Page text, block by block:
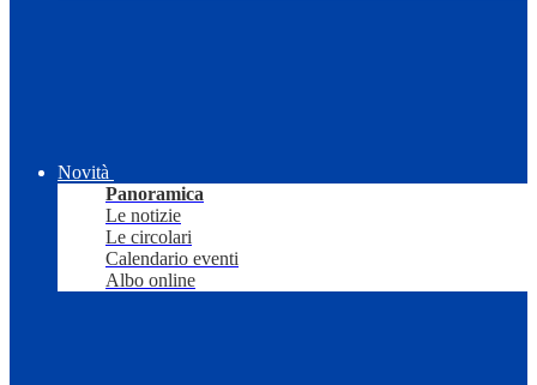
Novità
Panoramica
Le notizie
Le circolari
Calendario eventi
Albo online